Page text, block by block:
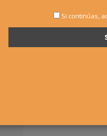
Si continúas,